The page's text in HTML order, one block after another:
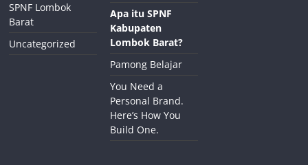
SPNF Lombok
Barat
Uncategorized
Apa itu SPNF
Kabupaten
Lombok Barat?
Pamong Belajar
You Need a
Personal Brand.
Here’s How You
Build One.